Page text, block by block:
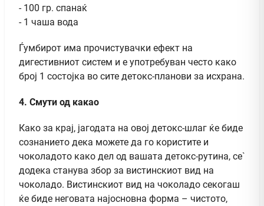
- 100 гр. спанаќ
- 1 чаша вода
Ѓумбирот има прочистувачки ефект на
дигестивниот систем и е употребуван често како
број 1 состојка во сите детокс-планови за исхрана.
4. Смути од какао
Како за крај, јагодата на овој детокс-шлаг ќе биде
сознанието дека можете да го користите и
чоколадото како дел од вашата детокс-рутина, се`
додека станува збор за вистинскиот вид на
чоколадо. Вистинскиот вид на чоколадо секогаш
ќе биде неговата најосновна форма – чистото,